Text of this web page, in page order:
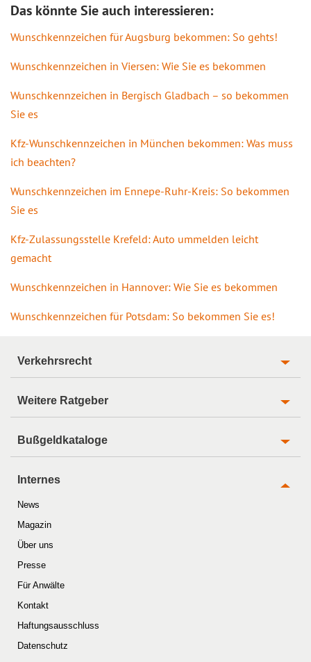
Das könnte Sie auch interessieren:
Wunschkennzeichen für Augsburg bekommen: So gehts!
Wunschkennzeichen in Viersen: Wie Sie es bekommen
Wunschkennzeichen in Bergisch Gladbach – so bekommen
Sie es
Kfz-Wunschkennzeichen in München bekommen: Was muss
ich beachten?
Wunschkennzeichen im Ennepe-Ruhr-Kreis: So bekommen
Sie es
Kfz-Zulassungsstelle Krefeld: Auto ummelden leicht
gemacht
Wunschkennzeichen in Hannover: Wie Sie es bekommen
Wunschkennzeichen für Potsdam: So bekommen Sie es!
Verkehrsrecht
Weitere Ratgeber
Bußgeldkataloge
Internes
News
Magazin
Über uns
Presse
Für Anwälte
Kontakt
Haftungsausschluss
Datenschutz